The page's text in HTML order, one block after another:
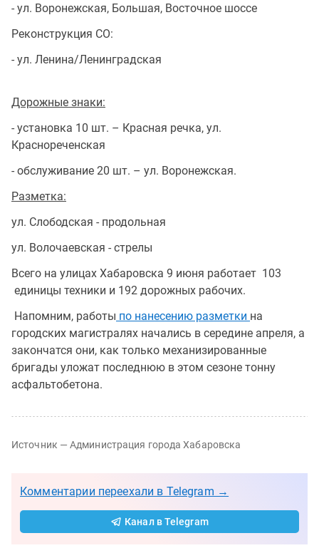
- ул. Воронежская, Большая, Восточное шоссе
Реконструкция СО:
- ул. Ленина/Ленинградская
Дорожные знаки:
- установка 10 шт. – Красная речка, ул.
Краснореченская
- обслуживание 20 шт. – ул. Воронежская.
Разметка:
ул. Слободская - продольная
ул. Волочаевская - стрелы
Всего на улицах Хабаровска 9 июня работает 103
единицы техники и 192 дорожных рабочих.
Напомним, работы по нанесению разметки на
городских магистралях начались в середине апреля, а
закончатся они, как только механизированные
бригады уложат последнюю в этом сезоне тонну
асфальтобетона.
Источник — Администрация города Хабаровска
Комментарии переехали в Telegram →
Канал в Telegram